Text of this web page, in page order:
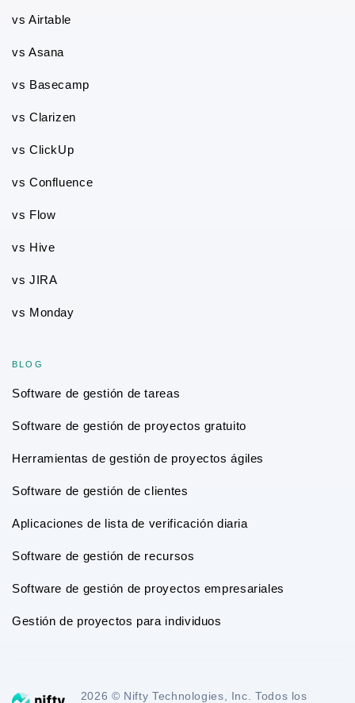
vs Airtable
vs Asana
vs Basecamp
vs Clarizen
vs ClickUp
vs Confluence
vs Flow
vs Hive
vs JIRA
vs Monday
BLOG
Software de gestión de tareas
Software de gestión de proyectos gratuito
Herramientas de gestión de proyectos ágiles
Software de gestión de clientes
Aplicaciones de lista de verificación diaria
Software de gestión de recursos
Software de gestión de proyectos empresariales
Gestión de proyectos para individuos
2026 © Nifty Technologies, Inc. Todos los